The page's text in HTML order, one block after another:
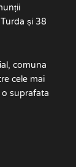
și 38
comuna
cele mai
suprafata